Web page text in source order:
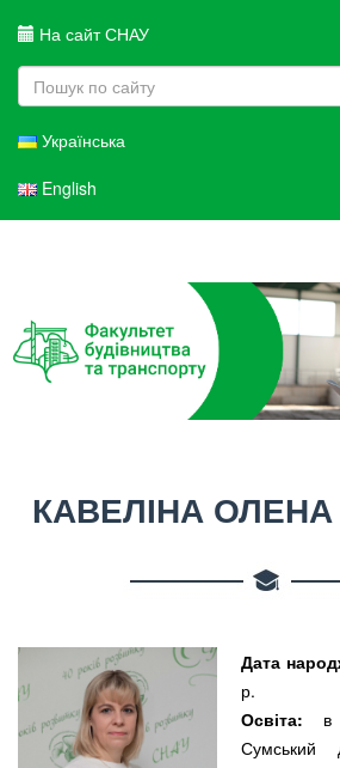
На сайт СНАУ
Українська
English
КАВЕЛІНА ОЛЕНА
Дата
р.
Освіта: в
Сумський